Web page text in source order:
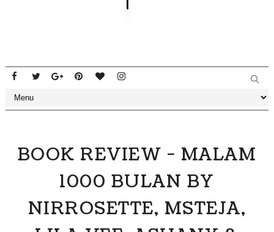
BOOK REVIEW - MALAM
1000 BULAN BY
NIRROSETTE, MSTEJA,